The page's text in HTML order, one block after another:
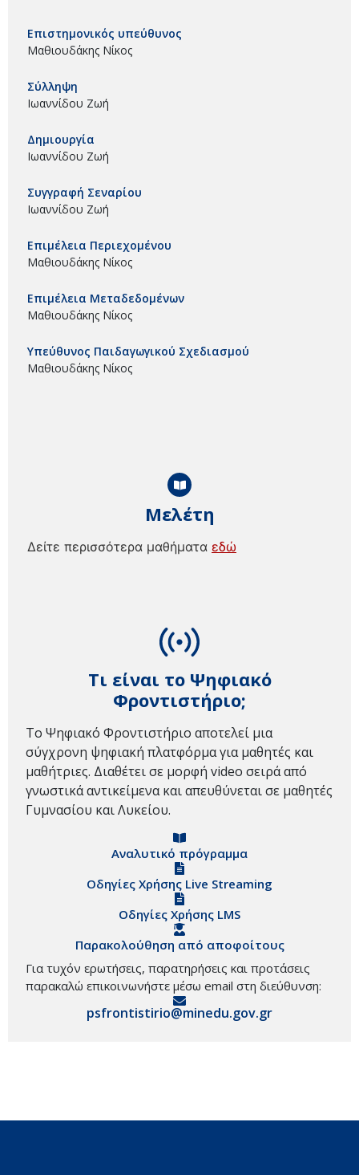
Τι είναι το Ψηφιακό
Φροντιστήριο;
Το Ψηφιακό Φροντιστήριο αποτελεί μια
σύγχρονη ψηφιακή πλατφόρμα για μαθητές και
μαθήτριες. Διαθέτει σε μορφή video σειρά από
γνωστικά αντικείμενα και απευθύνεται σε μαθητές
Γυμνασίου και Λυκείου.
Αναλυτικό πρόγραμμα
Οδηγίες Χρήσης Live Streaming
Οδηγίες Χρήσης LMS
Παρακολούθηση από αποφοίτους
Για τυχόν ερωτήσεις, παρατηρήσεις και προτάσεις
παρακαλώ επικοινωνήστε μέσω email στη διεύθυνση:
psfrontistirio@minedu.gov.gr
Μελέτη
Δείτε περισσότερα μαθήματα εδώ
Επιστημονικός υπεύθυνος
Μαθιουδάκης Νίκος
Σύλληψη
Ιωαννίδου Ζωή
Δημιουργία
Ιωαννίδου Ζωή
Συγγραφή Σεναρίου
Ιωαννίδου Ζωή
Επιμέλεια Περιεχομένου
Μαθιουδάκης Νίκος
Επιμέλεια Μεταδεδομένων
Μαθιουδάκης Νίκος
Υπεύθυνος Παιδαγωγικού Σχεδιασμού
Μαθιουδάκης Νίκος